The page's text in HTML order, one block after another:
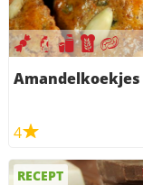
Amandelkoekjes
4
RECEPT